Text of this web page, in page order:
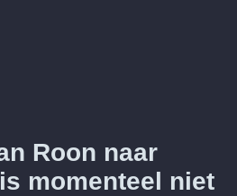
Roon naar
momenteel niet